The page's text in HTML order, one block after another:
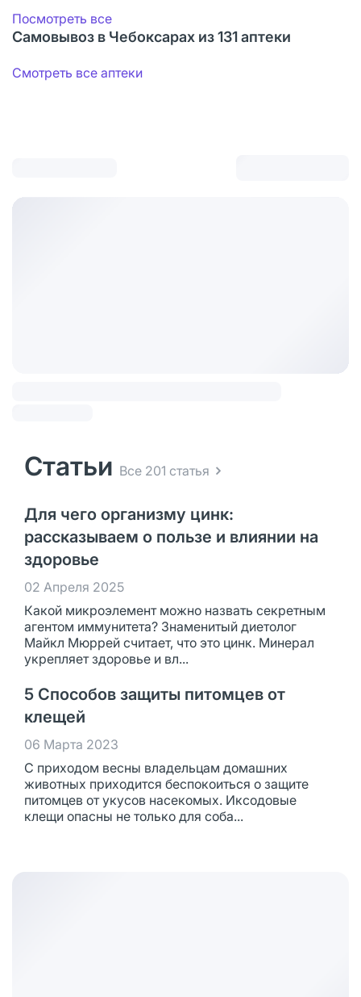
Посмотреть все
Самовывоз в Чебоксарах из 131 аптеки
Смотреть все аптеки
Статьи Все 201 статья
Для чего организму цинк:
рассказываем о пользе и влиянии на
здоровье
02 Апреля 2025
Какой микроэлемент можно назвать секретным
агентом иммунитета? Знаменитый диетолог
Майкл Мюррей считает, что это цинк. Минерал
укрепляет здоровье и вл...
5 Способов защиты питомцев от
клещей
06 Марта 2023
С приходом весны владельцам домашних
животных приходится беспокоиться о защите
питомцев от укусов насекомых. Иксодовые
клещи опасны не только для соба...